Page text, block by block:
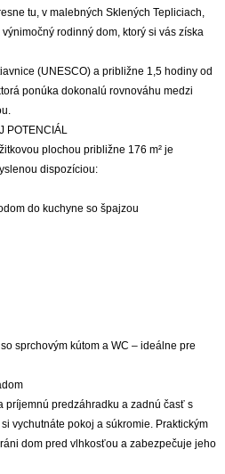
tu, v malebných Sklených Tepliciach,
rodinný dom, ktorý si vás získa
(UNESCO) a približne 1,5 hodiny od
ponúka dokonalú rovnováhu medzi
POTENCIÁL
plochou približne 176 m² je
dispozíciou:
do kuchyne so špajzou
sprchovým kútom a WC – ideálne pre
príjemnú predzáhradku a zadnú časť s
vychutnáte pokoj a súkromie. Praktickým
dom pred vlhkosťou a zabezpečuje jeho